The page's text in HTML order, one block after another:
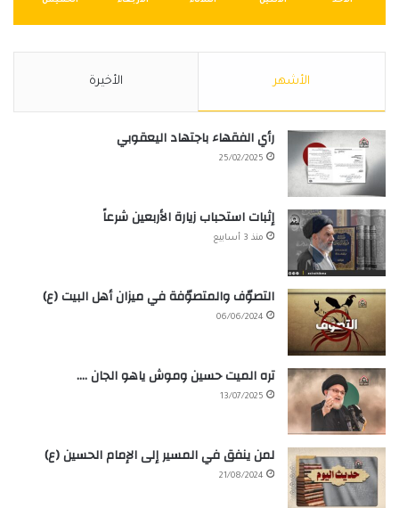
الأشهر الأخيرة
رأي الفقهاء باجتهاد اليعقوبي
25/02/2025
إثبات استحباب زيارة الأربعين شرعاً
منذ 3 أسابيع
التصوّف والمتصوّفة في ميزان أهل البيت (ع)
06/06/2024
تره الميت حسين وموش ياهو الجان ….
13/07/2025
لمن ينفق في المسير إلى الإمام الحسين (ع)
21/08/2024